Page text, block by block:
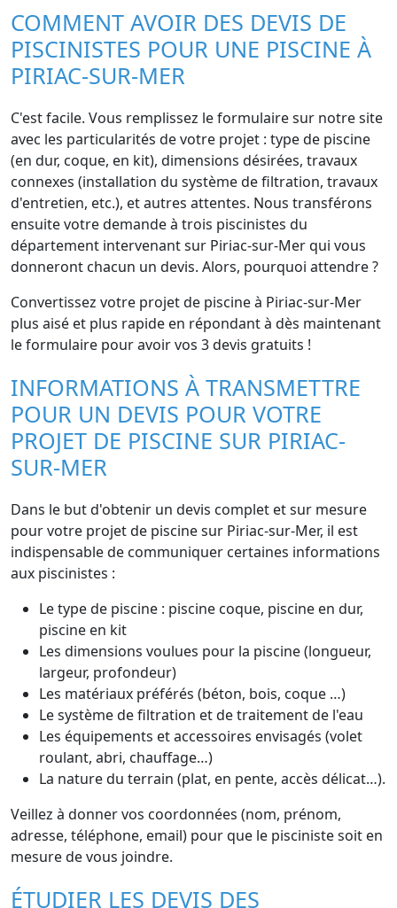
COMMENT AVOIR DES DEVIS DE
PISCINISTES POUR UNE PISCINE À
PIRIAC-SUR-MER
C'est facile. Vous remplissez le formulaire sur notre site
avec les particularités de votre projet : type de piscine
(en dur, coque, en kit), dimensions désirées, travaux
connexes (installation du système de filtration, travaux
d'entretien, etc.), et autres attentes. Nous transférons
ensuite votre demande à trois piscinistes du
département intervenant sur Piriac-sur-Mer qui vous
donneront chacun un devis. Alors, pourquoi attendre ?
Convertissez votre projet de piscine à Piriac-sur-Mer
plus aisé et plus rapide en répondant à dès maintenant
le formulaire pour avoir vos 3 devis gratuits !
INFORMATIONS À TRANSMETTRE
POUR UN DEVIS POUR VOTRE
PROJET DE PISCINE SUR PIRIAC-
SUR-MER
Dans le but d'obtenir un devis complet et sur mesure
pour votre projet de piscine sur Piriac-sur-Mer, il est
indispensable de communiquer certaines informations
aux piscinistes :
Le type de piscine : piscine coque, piscine en dur,
piscine en kit
Les dimensions voulues pour la piscine (longueur,
largeur, profondeur)
Les matériaux préférés (béton, bois, coque …)
Le système de filtration et de traitement de l'eau
Les équipements et accessoires envisagés (volet
roulant, abri, chauffage…)
La nature du terrain (plat, en pente, accès délicat…).
Veillez à donner vos coordonnées (nom, prénom,
adresse, téléphone, email) pour que le pisciniste soit en
mesure de vous joindre.
ÉTUDIER LES DEVIS DES